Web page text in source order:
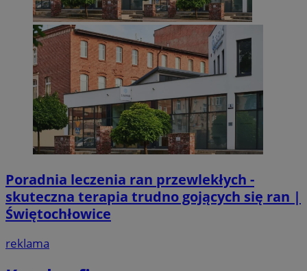
Poradnia leczenia ran przewlekłych -
skuteczna terapia trudno gojących się ran |
Świętochłowice
reklama